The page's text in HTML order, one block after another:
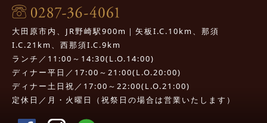
大田原市内、JR野崎駅900m｜矢板I.C.10km、那須
I.C.21km、西那須I.C.9km
ランチ／11:00～14:30(L.O.14:00)
ディナー平日／17:00～21:00(L.O.20:00)
ディナー土日祝／17:00～22:00(L.O.21:00)
定休日／月・火曜日（祝祭日の場合は営業いたします）